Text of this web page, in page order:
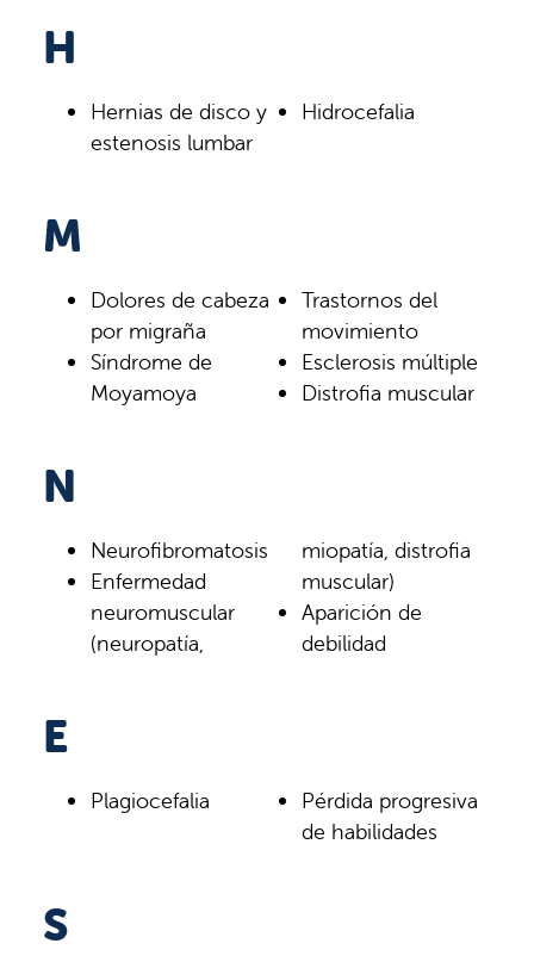
H
Hernias de disco y
estenosis lumbar
Hidrocefalia
M
Dolores de cabeza
por migraña
Síndrome de
Moyamoya
Trastornos del
movimiento
Esclerosis múltiple
Distrofia muscular
N
Neurofibromatosis
Enfermedad
neuromuscular
(neuropatía,
miopatía, distrofia
muscular)
Aparición de
debilidad
E
Plagiocefalia
Pérdida progresiva
de habilidades
S